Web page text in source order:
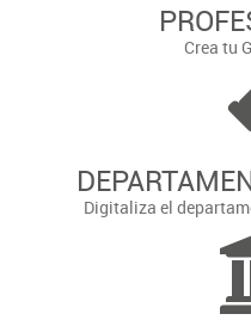
Crea tu
Digitaliza el